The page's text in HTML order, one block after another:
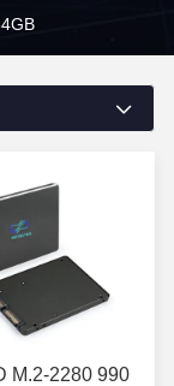
M.2-2280 990